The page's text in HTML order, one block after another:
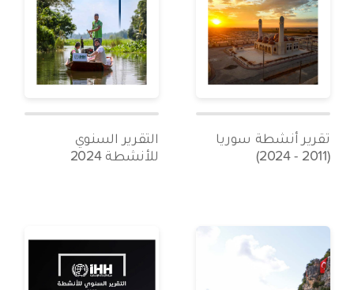
تقرير أنشطة سوريا
(2011 - 2024)
التقرير السنوي
للأنشطة 2024